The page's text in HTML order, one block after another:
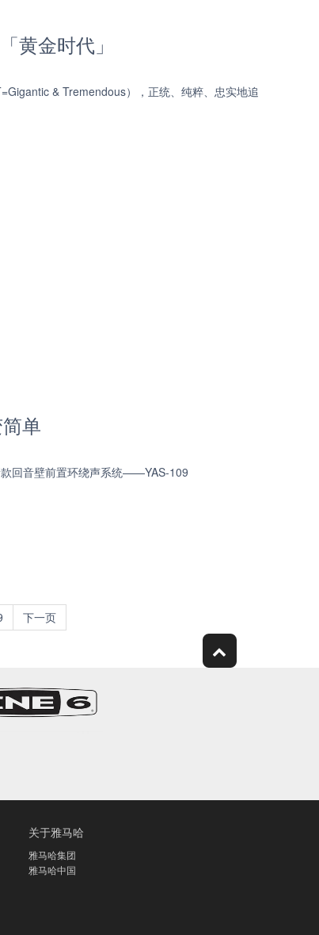
黄金时代」
& Tremendous），正统、纯粹、忠实地追
单
回音壁前置环绕声系统——YAS-109
下一页
关于雅马哈
雅马哈集团
雅马哈中国